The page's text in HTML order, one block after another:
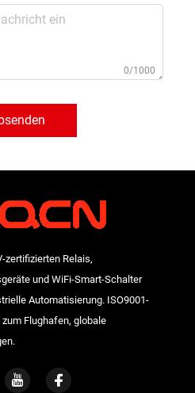
0/1000
zertifizierten Relais,
und WiFi-Smart-Schalter
Automatisierung. ISO9001-
Flughafen, globale